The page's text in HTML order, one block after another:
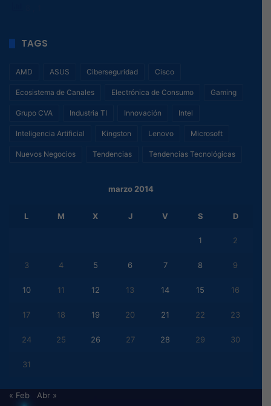
TAGS
AMD ASUS Ciberseguridad Cisco
Ecosistema de Canales Electrónica de Consumo Gaming
Grupo CVA Industria TI Innovación Intel
Inteligencia Artificial Kingston Lenovo Microsoft
Nuevos Negocios Tendencias Tendencias Tecnológicas
marzo 2014
L M X J V S D
1 2
3 4 5 6 7 8 9
10 11 12 13 14 15 16
17 18 19 20 21 22 23
24 25 26 27 28 29 30
31
« Feb Abr »